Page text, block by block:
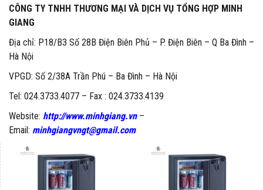
CÔNG TY TNHH THƯƠNG MẠI VÀ DỊCH VỤ TỔNG HỢP MINH
GIANG
Địa chỉ: P18/B3 Số 28B Điện Biên Phủ – P. Điện Biên – Q Ba Đình –
Hà Nội
VPGD: Số 2/38A Trần Phú – Ba Đình – Hà Nội
Tel: 024.3733.4077 – Fax : 024.3733.4139
Website: http://www.minhgiang.vn –
Email: minhgiangvngt@gmail.com